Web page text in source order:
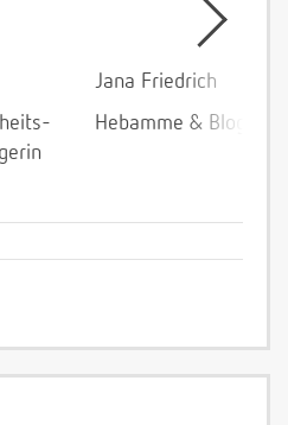
Jana Friedrich
Hebamme &